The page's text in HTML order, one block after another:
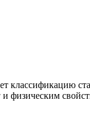
трубы
классификацию
и физическим